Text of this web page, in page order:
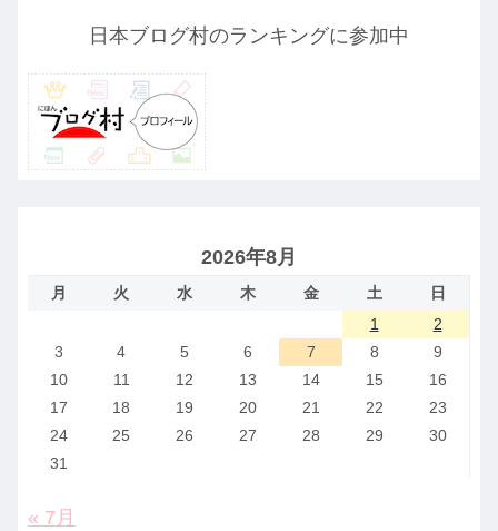
日本ブログ村のランキングに参加中
2026年8月
月 火 水 木 金 土
日
1
2
3
4 5 6 7 8
9
10
11 12 13 14 15
16
17
18 19 20 21 22
23
24
25 26 27 28 29
30
31
« 7月